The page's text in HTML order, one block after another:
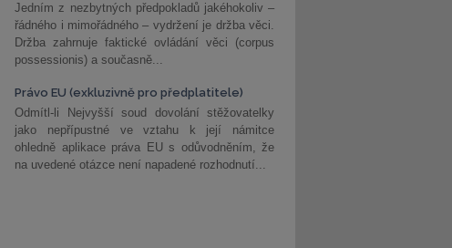
Jedním z nezbytných předpokladů jakéhokoliv –
řádného i mimořádného – vydržení je držba věci.
Držba zahrnuje faktické ovládání věci (corpus
possessionis) a současně...
Právo EU (exkluzivně pro předplatitele)
Odmítl-li Nejvyšší soud dovolání stěžovatelky
jako nepřípustné ve vztahu k její námitce
ohledně aplikace práva EU s odůvodněním, že
na uvedené otázce není napadené rozhodnutí...